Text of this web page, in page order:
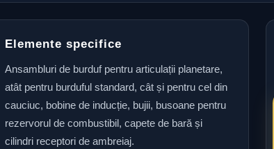
Elemente specifice
Ansambluri de burduf pentru articulații planetare,
atât pentru burduful standard, cât și pentru cel din
cauciuc, bobine de inducție, bujii, busoane pentru
rezervorul de combustibil, capete de bară și
cilindri receptori de ambreiaj.